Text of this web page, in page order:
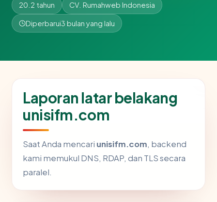
20.2 tahun CV. Rumahweb Indonesia
Diperbarui3 bulan yang lalu
Laporan latar belakang
unisifm.com
Saat Anda mencari unisifm.com, backend
kami memukul DNS, RDAP, dan TLS secara
paralel.